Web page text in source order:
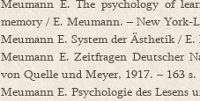
Meumann E. The psychology of
memory / E. Meumann. – New York-
Meumann E. System der Ästhetik /
Meumann E. Zeitfragen Deutscher
von Quelle und Meyer, 1917. – 163 s.
Meumann E. Psychologie des Lesens